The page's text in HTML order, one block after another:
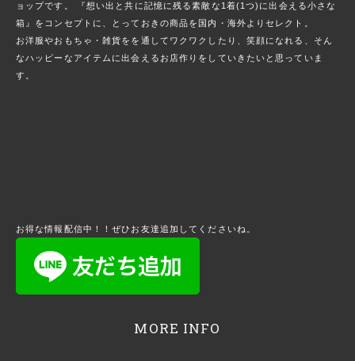
ョップです。 『想い出と共に記憶に残る素敵な1着(1つ)に出会える小さな
箱』をコンセプトに、とっておきの商品を国内・海外よりセレクト。
お洋服やおもちゃ・雑貨をを通してワクワクしたり、笑顔になれる、そん
なハッピーなアイテムに出会えるお店作りをしていきたいと思っていま
す。
お得な情報配信中！！ぜひお友達追加してくださいね。
MORE INFO